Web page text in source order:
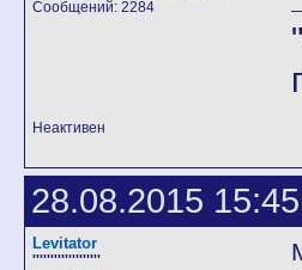
Сообщений: 2284
Неактивен
28.08.2015
Levitator
'''''''''''''''''''